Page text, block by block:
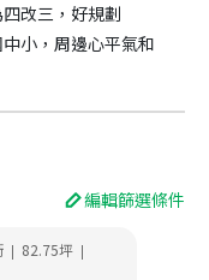
改三，好規劃
小，周邊心平氣和
編輯篩選條件
| 82.75坪 |